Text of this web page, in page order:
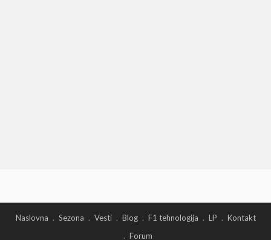
Naslovna Sezona Vesti Blog F1 tehnologija LP
Kontakt
Forum